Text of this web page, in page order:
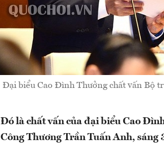
Đại biểu Cao Đình Thưởng chất vấn Bộ
Đó là chất vấn của đại biểu Cao
Công Thương Trần Tuấn Anh, sáng